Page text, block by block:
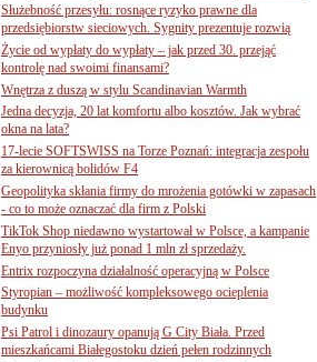
Służebność przesyłu: rosnące ryzyko prawne dla
przedsiębiorstw sieciowych. Sygnity prezentuje rozwią
Życie od wypłaty do wypłaty – jak przed 30. przejąć
kontrolę nad swoimi finansami?
Wnętrza z duszą w stylu Scandinavian Warmth
Jedna decyzja, 20 lat komfortu albo kosztów. Jak wybrać
okna na lata?
17-lecie SOFTSWISS na Torze Poznań: integracja zespołu
za kierownicą bolidów F4
Geopolityka skłania firmy do mrożenia gotówki w zapasach
- co to może oznaczać dla firm z Polski
TikTok Shop niedawno wystartował w Polsce, a kampanie
Enyo przyniosły już ponad 1 mln zł sprzedaży.
Entrix rozpoczyna działalność operacyjną w Polsce
Styropian – możliwość kompleksowego ocieplenia
budynku
Psi Patrol i dinozaury opanują G City Biała. Przed
mieszkańcami Białegostoku dzień pełen rodzinnych